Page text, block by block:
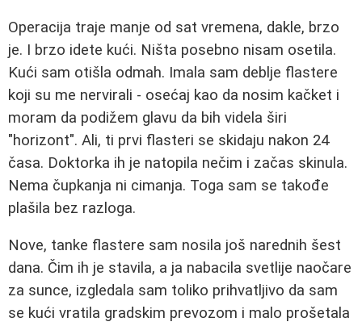
Operacija traje manje od sat vremena, dakle, brzo
je. I brzo idete kući. Ništa posebno nisam osetila.
Kući sam otišla odmah. Imala sam deblje flastere
koji su me nervirali - osećaj kao da nosim kačket i
moram da podižem glavu da bih videla širi
"horizont". Ali, ti prvi flasteri se skidaju nakon 24
časa. Doktorka ih je natopila nečim i začas skinula.
Nema čupkanja ni cimanja. Toga sam se takođe
plašila bez razloga.
Nove, tanke flastere sam nosila još narednih šest
dana. Čim ih je stavila, a ja nabacila svetlije naočare
za sunce, izgledala sam toliko prihvatljivo da sam
se kući vratila gradskim prevozom i malo prošetala